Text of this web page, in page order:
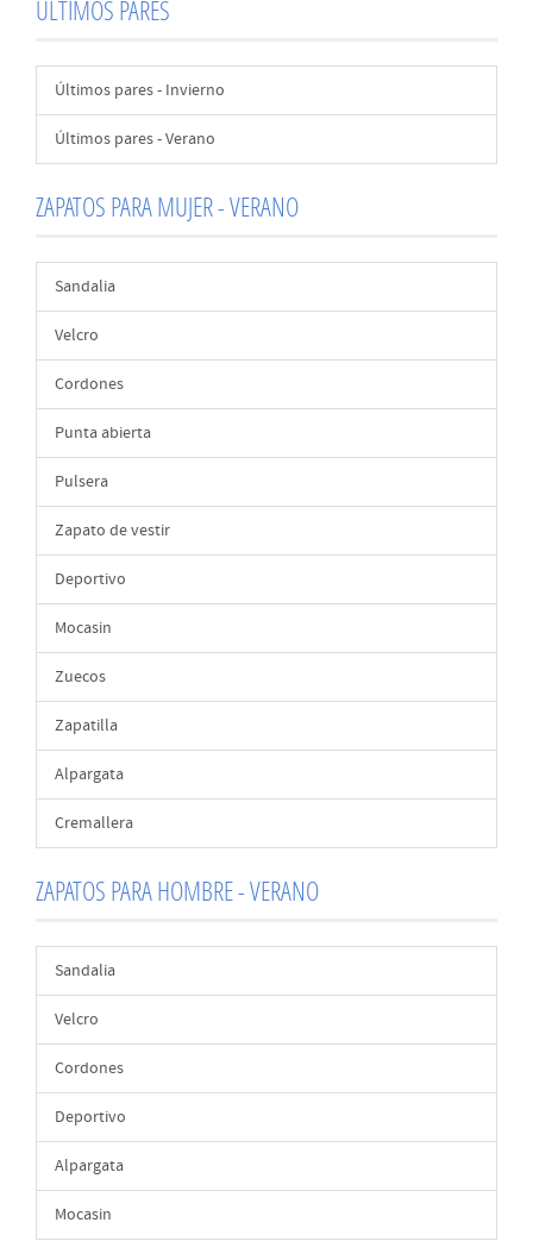
ÚLTIMOS PARES
Últimos pares - Invierno
Últimos pares - Verano
ZAPATOS PARA MUJER - VERANO
Sandalia
Velcro
Cordones
Punta abierta
Pulsera
Zapato de vestir
Deportivo
Mocasin
Zuecos
Zapatilla
Alpargata
Cremallera
ZAPATOS PARA HOMBRE - VERANO
Sandalia
Velcro
Cordones
Deportivo
Alpargata
Mocasin